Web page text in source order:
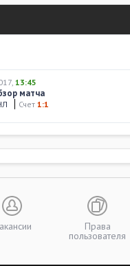
, 13:45
матча
Счет 1:1
Права
пользователя